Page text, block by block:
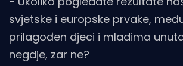
svjetske i europske prvake,
prilagođen djeci i mladima
negdje, zar ne?